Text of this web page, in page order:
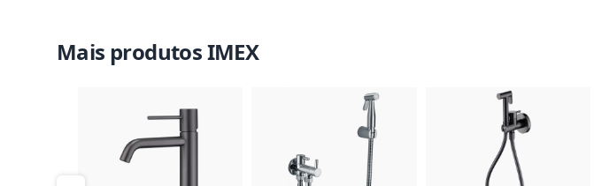
Mais produtos IMEX
Imagem do Produto Imagem do Produto Imagem do